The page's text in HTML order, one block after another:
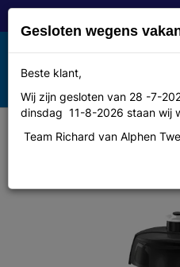
Toggle
navigation
MENU
Bidon Elite
Gesloten wegens
Beste klant,
Wij zijn gesloten van 28 -7-
dinsdag 11-8-2026 staan wij
Team Richard van Alphen